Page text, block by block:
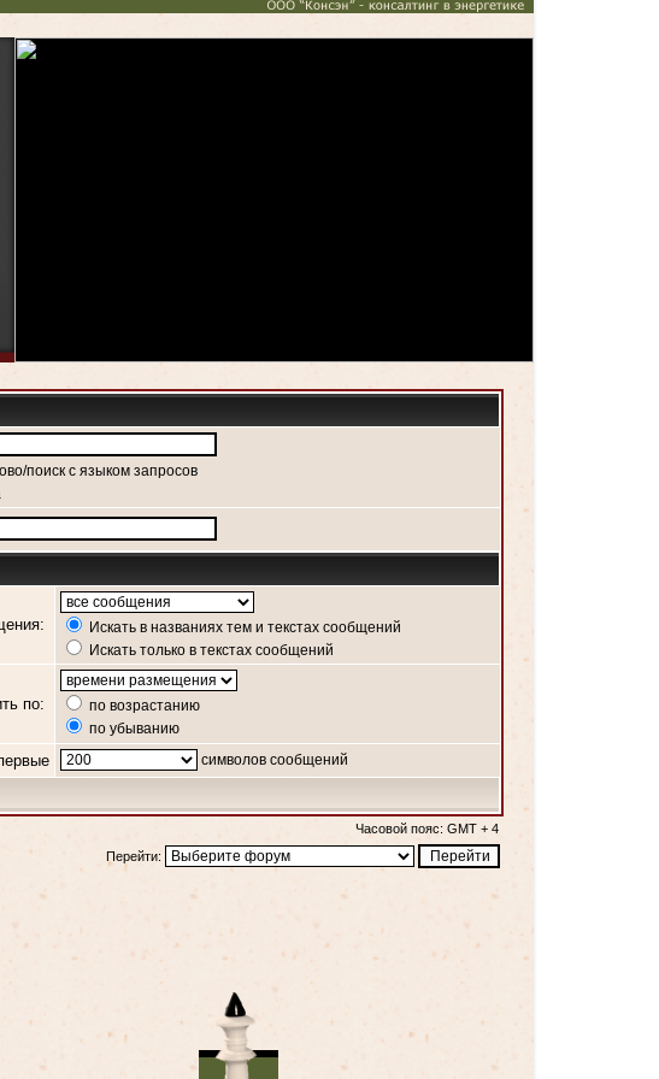
поиск с языком запросов
Искать в названиях тем и текстах сообщений
Искать только в текстах сообщений
по:
по возрастанию
по убыванию
символов сообщений
Часовой пояс: GMT + 4
Перейти: